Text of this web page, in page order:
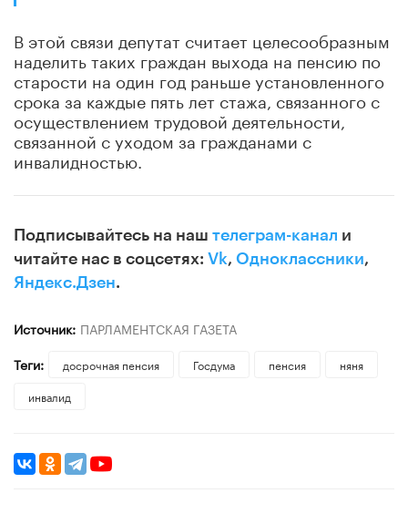
В этой связи депутат считает целесообразным
наделить таких граждан выхода на пенсию по
старости на один год раньше установленного
срока за каждые пять лет стажа, связанного с
осуществлением трудовой деятельности,
связанной с уходом за гражданами с
инвалидностью.
Подписывайтесь на наш телеграм-канал и
читайте нас в соцсетях: Vk, Одноклассники,
Яндекс.Дзен.
Источник: ПАРЛАМЕНТСКАЯ ГАЗЕТА
Теги:
досрочная пенсия Госдума пенсия
няня
инвалид